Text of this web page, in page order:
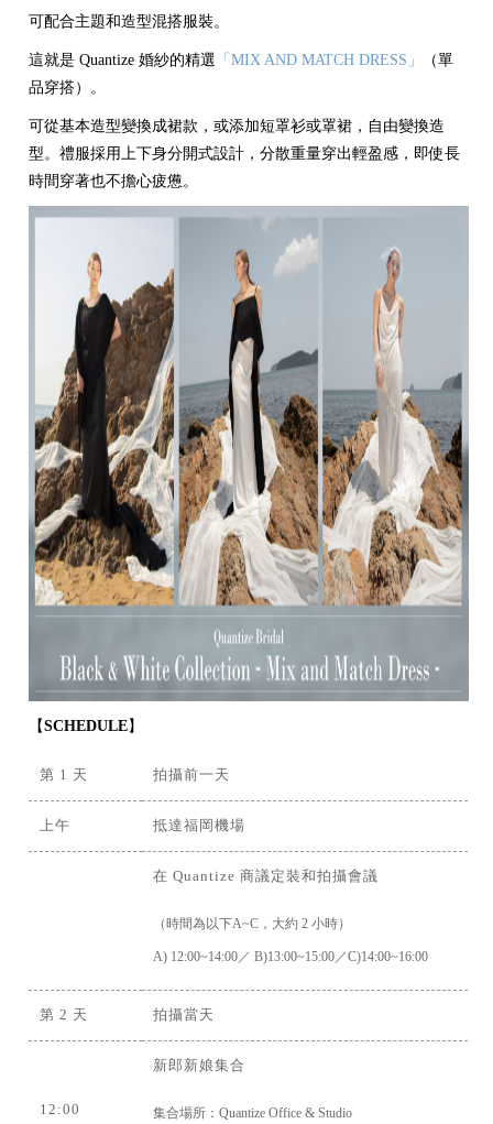
可配合主題和造型混搭服裝。
這就是 Quantize 婚紗的精選 「MIX AND MATCH DRESS」
（單
品穿搭）。
可從基本造型變換成裙款，或添加短罩衫或罩裙，自由變換造
型。禮服採用上下身分開式設計，分散重量穿出輕盈感，即使長
時間穿著也不擔心疲憊。
【SCHEDULE】
第 1 天 拍攝前一天
上午 抵達福岡機場
在 Quantize 商議定裝和拍攝會議
（時間為以下A~C，大約 2 小時）
A) 12:00~14:00／ B)13:00~15:00／C)14:00~16:00
第 2 天 拍攝當天
12:00
新郎新娘集合
集合場所：Quantize Office & Studio